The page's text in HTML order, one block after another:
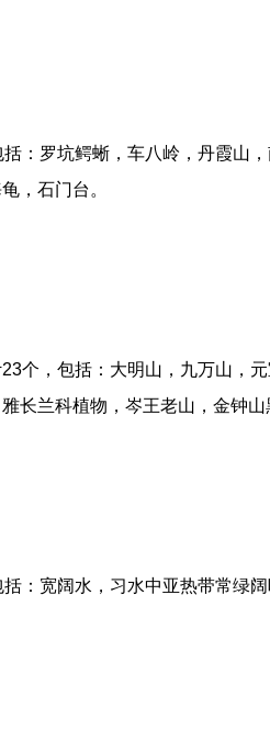
：罗坑鳄蜥，车八岭，丹霞山
，石门台。
个，包括：大明山，九万山，
长兰科植物，岑王老山，金钟
：宽阔水，习水中亚热带常绿